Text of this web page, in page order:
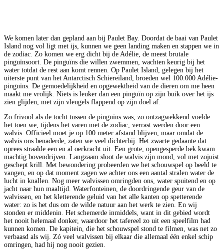
We komen later dan gepland aan bij Paulet Bay. Doordat de baai van Paulet
Island nog vol ligt met ijs, kunnen we geen landing maken en stappen we in
de zodiac. Zo komen we erg dicht bij de Adélie, de meest brutale
pinguïnsoort. De pinguïns die willen zwemmen, wachten keurig bij het
water totdat de rest aan komt rennen. Op Paulet Island, gelegen bij het
uiterste punt van het Antarctisch Schiereiland, broeden wel 100.000 Adélie-
pinguïns. De gemoedelijkheid en opgewektheid van de dieren om me heen
maakt me vrolijk. Niets is leuker dan een pinguïn op zijn buik over het ijs
zien glijden, met zijn vleugels flappend op zijn doel af.
Zo frivool als de tocht tussen de pinguïns was, zo ontzagwekkend voelde
het toen we, tijdens het varen met de zodiac, verrast werden door een
walvis. Officieel moet je op 100 meter afstand blijven, maar omdat de
walvis ons benaderde, zaten we veel dichterbij. Het zwarte gedaante dat
oprees straalde een en al oerkracht uit. Een grote, opengesperde bek kwam
machtig bovendrijven. Langzaam sloot de walvis zijn mond, vol met zojuist
geschept krill. Met bewondering probeerden we het schouwspel op beeld te
vangen, en op dat moment zagen we achter ons een aantal stralen water de
lucht in knallen. Nog meer walvissen omringden ons, water spuitend en op
jacht naar hun maaltijd. Waterfonteinen, de doordringende geur van de
walvissen, en het kletterende geluid van het alle kanten op spetterende
water: zo is het dus om de wilde natuur aan het werk te zien. En wij
stonden er middenin. Het schemerde inmiddels, want in dit gebied wordt
het nooit helemaal donker, waardoor het tafereel zo uit een speelfilm had
kunnen komen. De kapitein, die het schouwspel stond te filmen, was net zo
verbaasd als wij. Zó veel walvissen bij elkaar die allemaal één enkel schip
omringen, had hij nog nooit gezien.